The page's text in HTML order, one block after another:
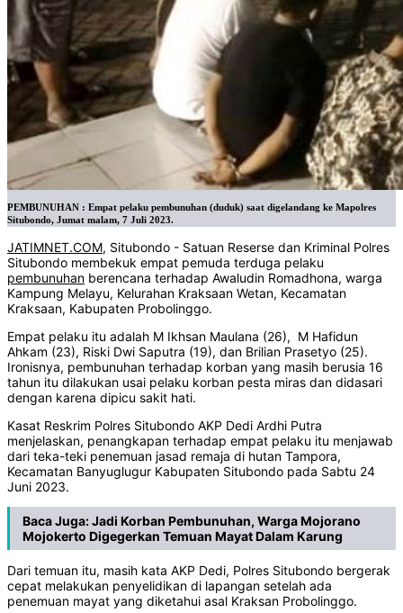
PEMBUNUHAN : Empat pelaku pembunuhan (duduk) saat digelandang ke Mapolres
Situbondo, Jumat malam, 7 Juli 2023.
JATIMNET.COM, Situbondo - Satuan Reserse dan Kriminal Polres
Situbondo membekuk empat pemuda terduga pelaku
pembunuhan berencana terhadap Awaludin Romadhona, warga
Kampung Melayu, Kelurahan Kraksaan Wetan, Kecamatan
Kraksaan, Kabupaten Probolinggo.
Empat pelaku itu adalah M Ikhsan Maulana (26), M Hafidun
Ahkam (23), Riski Dwi Saputra (19), dan Brilian Prasetyo (25).
Ironisnya, pembunuhan terhadap korban yang masih berusia 16
tahun itu dilakukan usai pelaku korban pesta miras dan didasari
dengan karena dipicu sakit hati.
Kasat Reskrim Polres Situbondo AKP Dedi Ardhi Putra
menjelaskan, penangkapan terhadap empat pelaku itu menjawab
dari teka-teki penemuan jasad remaja di hutan Tampora,
Kecamatan Banyuglugur Kabupaten Situbondo pada Sabtu 24
Juni 2023.
Baca Juga:Jadi Korban Pembunuhan, Warga Mojorano
Mojokerto Digegerkan Temuan Mayat Dalam Karung
Dari temuan itu, masih kata AKP Dedi, Polres Situbondo bergerak
cepat melakukan penyelidikan di lapangan setelah ada
penemuan mayat yang diketahui asal Kraksan Probolinggo.